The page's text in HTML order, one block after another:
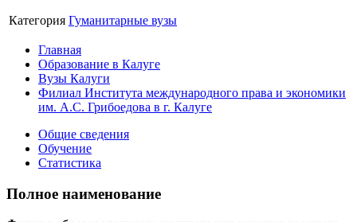
Категория Гуманитарные вузы
Главная
Образование в Калуге
Вузы Калуги
Филиал Института международного права и экономики
им. А.С. Грибоедова в г. Калуге
Общие сведения
Обучение
Статистика
Полное наименование